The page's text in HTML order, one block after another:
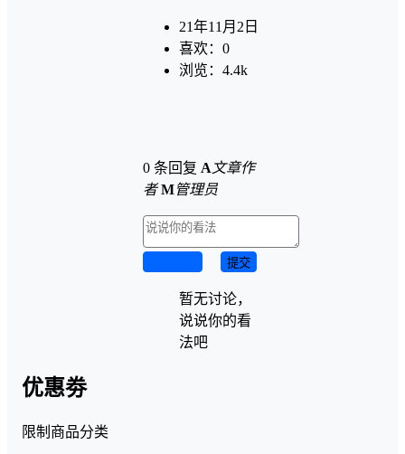
21年11月2日
喜欢： 0
浏览： 4.4k
0 条回复 A 文章作
者 M管理员
提交
暂无讨论，
说说你的看
法吧
优惠劵
限制商品分类